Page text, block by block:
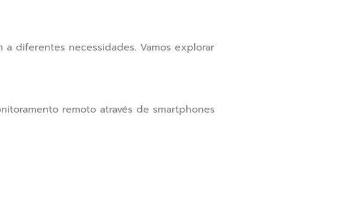
diferentes necessidades. Vamos explorar
remoto através de smartphones